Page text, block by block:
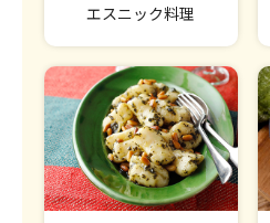
エスニック料理